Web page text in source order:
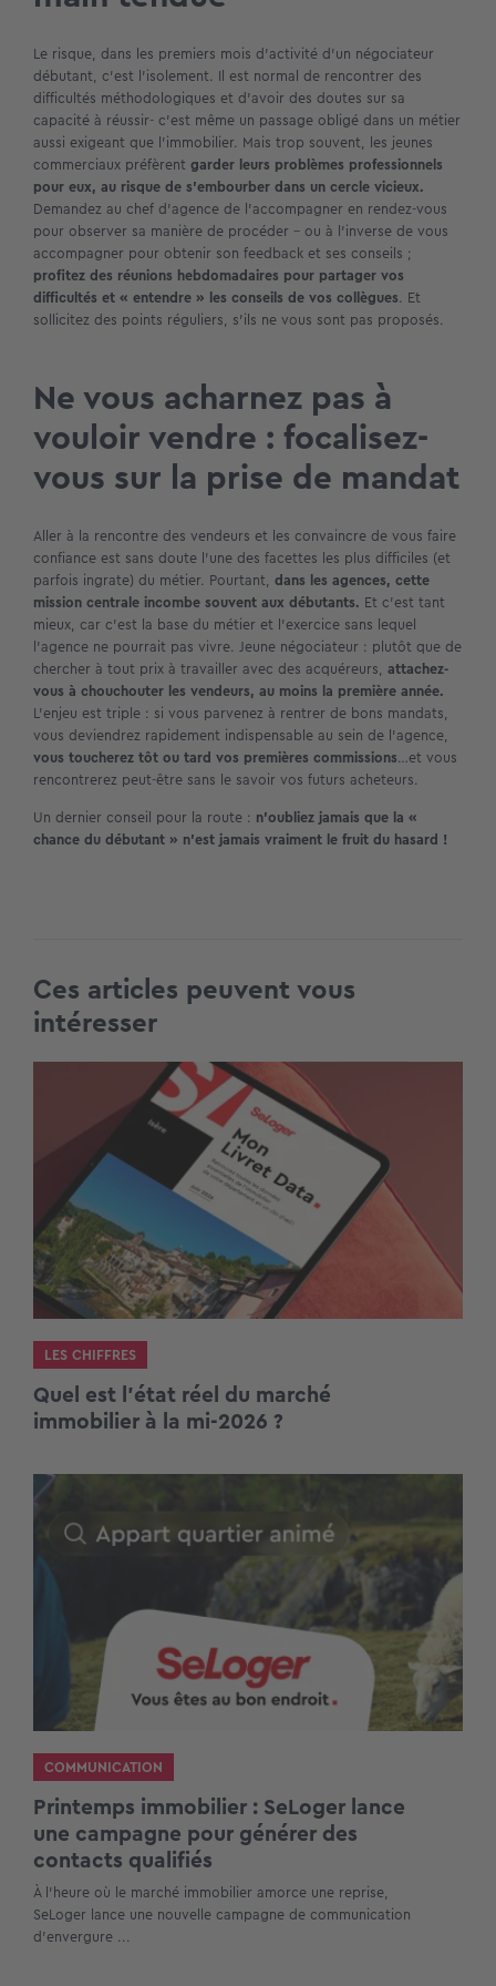
Le risque, dans les premiers mois d’activité d’un négociateur
débutant, c’est l’isolement. Il est normal de rencontrer des
difficultés méthodologiques et d’avoir des doutes sur sa
capacité à réussir- c’est même un passage obligé dans un métier
aussi exigeant que l’immobilier. Mais trop souvent, les jeunes
commerciaux préfèrent garder leurs problèmes professionnels
pour eux, au risque de s’embourber dans un cercle vicieux.
Demandez au chef d’agence de l’accompagner en rendez-vous
pour observer sa manière de procéder – ou à l’inverse de vous
accompagner pour obtenir son feedback et ses conseils ;
profitez des réunions hebdomadaires pour partager vos
difficultés et « entendre » les conseils de vos collègues. Et
sollicitez des points réguliers, s’ils ne vous sont pas proposés.
Ne vous acharnez pas à
vouloir vendre : focalisez-
vous sur la prise de mandat
Aller à la rencontre des vendeurs et les convaincre de vous faire
confiance est sans doute l’une des facettes les plus difficiles (et
parfois ingrate) du métier. Pourtant, dans les agences, cette
mission centrale incombe souvent aux débutants. Et c’est tant
mieux, car c’est la base du métier et l’exercice sans lequel
l’agence ne pourrait pas vivre. Jeune négociateur : plutôt que de
chercher à tout prix à travailler avec des acquéreurs, attachez-
vous à chouchouter les vendeurs, au moins la première année.
L’enjeu est triple : si vous parvenez à rentrer de bons mandats,
vous deviendrez rapidement indispensable au sein de l’agence,
vous toucherez tôt ou tard vos premières commissions…et vous
rencontrerez peut-être sans le savoir vos futurs acheteurs.
Un dernier conseil pour la route : n’oubliez jamais que la «
chance du débutant » n’est jamais vraiment le fruit du hasard !
Ces articles peuvent vous
intéresser
LES CHIFFRES
Quel est l’état réel du marché
immobilier à la mi-2026 ?
COMMUNICATION
Printemps immobilier : SeLoger lance
une campagne pour générer des
contacts qualifiés
À l’heure où le marché immobilier amorce une reprise,
SeLoger lance une nouvelle campagne de communication
d’envergure ...